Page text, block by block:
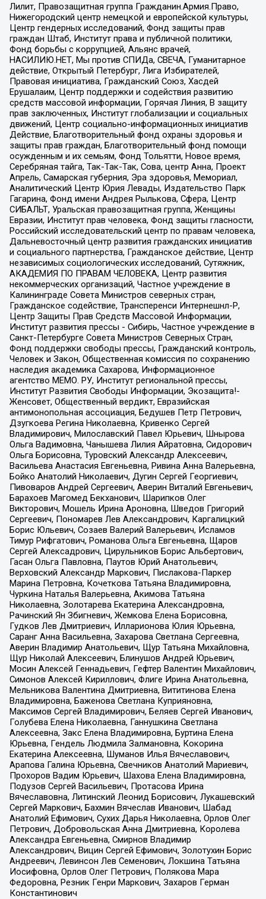
Лилит, Правозащитная группа Гражданин.Армия.Право,
Нижегородский центр немецкой и европейской культуры,
Центр гендерных исследований, Фонд защиты прав
граждан Штаб, Институт права и публичной политики,
Фонд борьбы с коррупцией, Альянс врачей,
НАСИЛИЮ.НЕТ, Мы против СПИДа, СВЕЧА, Гуманитарное
действие, Открытый Петербург, Лига Избирателей,
Правовая инициатива, Гражданский Союз, Хасдей
Ерушалаим, Центр поддержки и содействия развитию
средств массовой информации, Горячая Линия, В защиту
прав заключенных, Институт глобализации и социальных
движений, Центр социально-информационных инициатив
Действие, Благотворительный фонд охраны здоровья и
защиты прав граждан, Благотворительный фонд помощи
осужденным и их семьям, Фонд Тольятти, Новое время,
Серебряная тайга, Так-Так-Так, Сова, центр Анна, Проект
Апрель, Самарская губерния, Эра здоровья, Мемориал,
Аналитический Центр Юрия Левады, Издательство Парк
Гагарина, Фонд имени Андрея Рылькова, Сфера, Центр
СИБАЛЬТ, Уральская правозащитная группа, Женщины
Евразии, Институт прав человека, Фонд защиты гласности,
Российский исследовательский центр по правам человека,
Дальневосточный центр развития гражданских инициатив
и социального партнерства, Гражданское действие, Центр
независимых социологических исследований, Сутяжник,
АКАДЕМИЯ ПО ПРАВАМ ЧЕЛОВЕКА, Центр развития
некоммерческих организаций, Частное учреждение в
Калининграде Совета Министров северных стран,
Гражданское содействие, Трансперенси Интернешнл-Р,
Центр Защиты Прав Средств Массовой Информации,
Институт развития прессы - Сибирь, Частное учреждение в
Санкт-Петербурге Совета Министров Северных Стран,
Фонд поддержки свободы прессы, Гражданский контроль,
Человек и Закон, Общественная комиссия по сохранению
наследия академика Сахарова, Информационное
агентство МЕМО. РУ, Институт региональной прессы,
Институт Развития Свободы Информации, Экозащита!-
Женсовет, Общественный вердикт, Евразийская
антимонопольная ассоциация, Бедушев Петр Петрович,
Дзугкоева Регина Николаевна, Кривенко Сергей
Владимирович, Милославский Павел Юрьевич, Шнырова
Ольга Вадимовна, Чанышева Лилия Айратовна, Сидорович
Ольга Борисовна, Туровский Александр Алексеевич,
Васильева Анастасия Евгеньевна, Ривина Анна Валерьевна,
Бойко Анатолий Николаевич, Дугин Сергей Георгиевич,
Пивоваров Андрей Сергеевич, Аверин Виталий Евгеньевич,
Барахоев Магомед Бекханович, Шарипков Олег
Викторович, Мошель Ирина Ароновна, Шведов Григорий
Сергеевич, Пономарев Лев Александрович, Каргалицкий
Борис Юльевич, Созаев Валерий Валерьевич, Исламов
Тимур Рифгатович, Романова Ольга Евгеньевна, Щаров
Сергей Алексадрович, Цирульников Борис Альбертович,
Гасан Ольга Павловна, Паутов Юрий Анатольевич,
Верховский Александр Маркович, Пислакова-Паркер
Марина Петровна, Кочеткова Татьяна Владимировна,
Чуркина Наталья Валерьевна, Акимова Татьяна
Николаевна, Золотарева Екатерина Александровна,
Рачинский Ян Збигневич, Жемкова Елена Борисовна,
Гудков Лев Дмитриевич, Илларионова Юлия Юрьевна,
Саранг Анна Васильевна, Захарова Светлана Сергеевна,
Аверин Владимир Анатольевич, Щур Татьяна Михайловна,
Щур Николай Алексеевич, Блинушов Андрей Юрьевич,
Мосин Алексей Геннадьевич, Гефтер Валентин Михайлович,
Симонов Алексей Кириллович, Флиге Ирина Анатольевна,
Мельникова Валентина Дмитриевна, Вититинова Елена
Владимировна, Баженова Светлана Куприяновна,
Максимов Сергей Владимирович, Беляев Сергей Иванович,
Голубева Елена Николаевна, Ганнушкина Светлана
Алексеевна, Закс Елена Владимировна, Буртина Елена
Юрьевна, Гендель Людмила Залмановна, Кокорина
Екатерина Алексеевна, Шуманов Илья Вячеславович,
Арапова Галина Юрьевна, Свечников Анатолий Мариевич,
Прохоров Вадим Юрьевич, Шахова Елена Владимировна,
Подузов Сергей Васильевич, Протасова Ирина
Вячеславовна, Литинский Леонид Борисович, Лукашевский
Сергей Маркович, Бахмин Вячеслав Иванович, Шабад
Анатолий Ефимович, Сухих Дарья Николаевна, Орлов Олег
Петрович, Добровольская Анна Дмитриевна, Королева
Александра Евгеньевна, Смирнов Владимир
Александрович, Вицин Сергей Ефимович, Золотухин Борис
Андреевич, Левинсон Лев Семенович, Локшина Татьяна
Иосифовна, Орлов Олег Петрович, Полякова Мара
Федоровна, Резник Генри Маркович, Захаров Герман
Константинович